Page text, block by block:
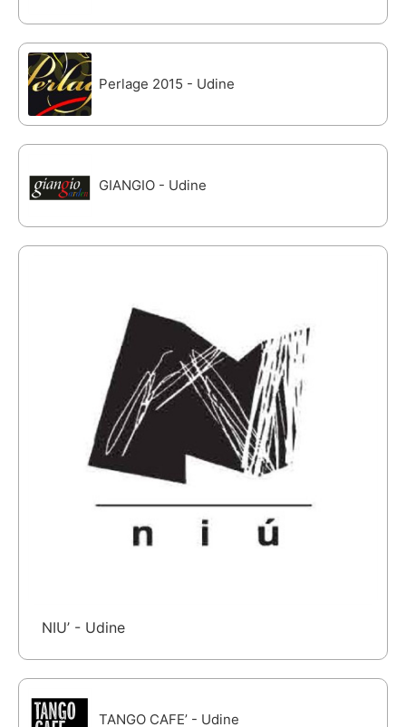
Perlage 2015 - Udine
GIANGIO - Udine
NIU’ - Udine
TANGO CAFE’ - Udine